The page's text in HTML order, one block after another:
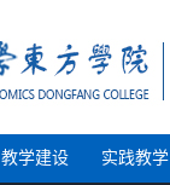
教学建设 实践教学